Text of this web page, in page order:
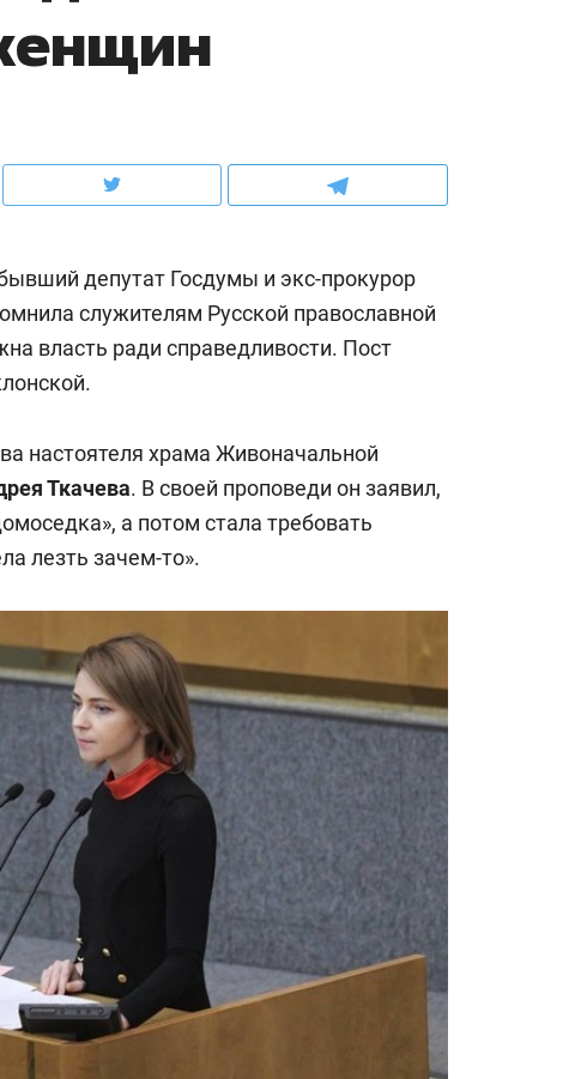
депутат Госдумы и экс-прокурор
служителям Русской православной
власть ради справедливости. Пост
настоятеля храма Живоначальной
Ткачева. В своей проповеди он заявил,
а потом стала требовать
лезть зачем-то».
клиентах и чудных запросах мастеров
до квартиры и Face
ключа: какой будет
в ЖК «Нова»
природе, работа
с ментальным и физическим